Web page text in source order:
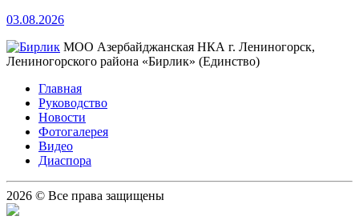
03.08.2026
МОО Азербайджанская НКА г. Лениногорск,
Лениногорского района «Бирлик» (Единство)
Главная
Руководство
Новости
Фотогалерея
Видео
Диаспора
2026 © Все права защищены